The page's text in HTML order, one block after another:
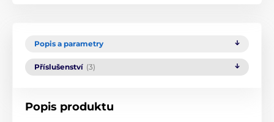
Popis a parametry
Příslušenství (3)
Popis produktu